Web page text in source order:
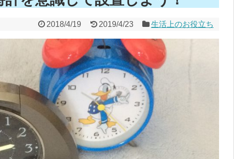
2018/4/19 2019/4/23 生活上のお役立ち